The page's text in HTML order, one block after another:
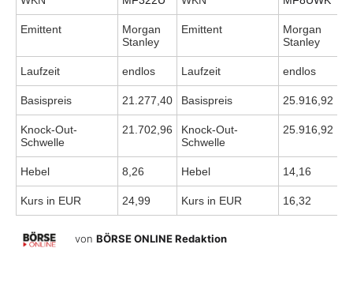
Emittent
Morgan
Stanley
Emittent
Morgan
Stanley
Laufzeit endlos Laufzeit endlos
Basispreis 21.277,40 Basispreis 25.916,92
Knock-Out-
Schwelle
21.702,96
Knock-Out-
Schwelle
25.916,92
Hebel 8,26 Hebel 14,16
Kurs in EUR 24,99 Kurs in EUR 16,32
von BÖRSE ONLINE Redaktion